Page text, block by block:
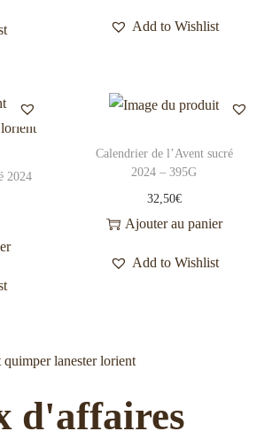
Add to Wishlist
2024
Calendrier de l’Avent sucré
2024 – 395G
32,50€
Ajouter au panier
Add to Wishlist
d'affaires